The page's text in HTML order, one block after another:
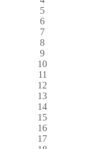
5
6
7
8
9
10
11
12
13
14
15
16
17